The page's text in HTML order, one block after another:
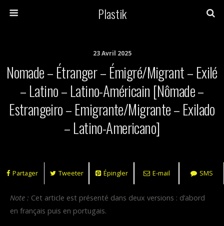
Plastik
23 Avril 2025
Nomade – Étranger – Émigré/migrant – Exilé
– Latino – Latino-Américain [Nômade –
Estrangeiro – Emigrante/migrante – Exilado
– Latino-Americano]
Partager Tweeter Épingler E-mail SMS
Note : Cet article est présenté dans deux versions : d’abord
en français puis en portugais.